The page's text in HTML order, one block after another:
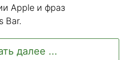
Apple и фраз
Bar.
далее ...